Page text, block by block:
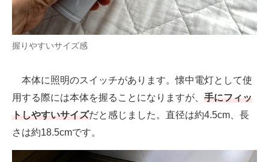
握りやすいサイズ感
本体に照明のスイッチがあります。懐中電灯として使
用する際には本体を握ることになりますが、 手にフィッ
トしやすいサイズだと感じました。直径は約4.5cm、長
さは約18.5cmです。